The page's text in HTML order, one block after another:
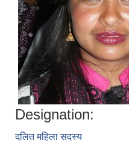
Designation:
दलित महिला सदस्य